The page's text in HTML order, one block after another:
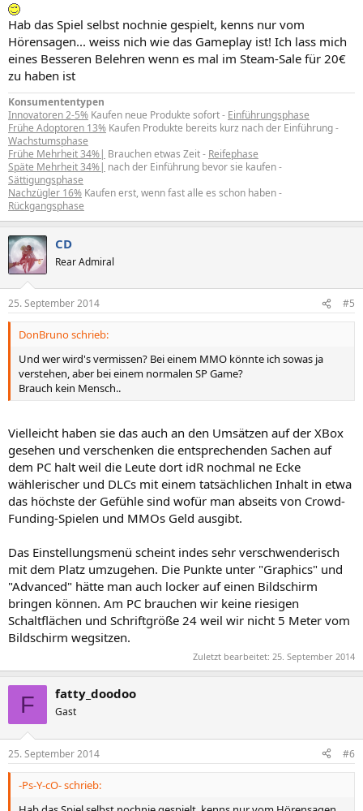
Hab das Spiel selbst nochnie gespielt, kenns nur vom
Hörensagen... weiss nich wie das Gameplay ist! Ich lass mich
eines Besseren Belehren wenn es mal im Steam-Sale für 20€
zu haben ist
Konsumententypen
Innovatoren 2-5% Kaufen neue Produkte sofort - Einführungsphase
Frühe Adoptoren 13% Kaufen Produkte bereits kurz nach der Einführung -
Wachstumsphase
Frühe Mehrheit 34%| Brauchen etwas Zeit - Reifephase
Späte Mehrheit 34%| nach der Einführung bevor sie kaufen -
Sättigungsphase
Nachzügler 16% Kaufen erst, wenn fast alle es schon haben -
Rückgangsphase
CD
Rear Admiral
25. September 2014 #5
DonBruno schrieb:
Und wer wird's vermissen? Bei einem MMO könnte ich sowas ja
verstehen, aber bei einem normalen SP Game?
Brauch kein Mensch..
Vielleicht haben sie das auch an den Umsätzen auf der XBox
gesehen und verschenken die entsprechenden Sachen auf
dem PC halt weil die Leute dort idR nochmal ne Ecke
wählerischer und DLCs mit einem tatsächlichen Inhalt in etwa
das höchste der Gefühle sind wofür man abseits von Crowd-
Funding-Spielen und MMOs Geld ausgibt.
Das Einstellungsmenü scheint indes sehr verschwenderisch
mit dem Platz umzugehen. Die Punkte unter "Graphics" und
"Advanced" hätte man auch locker auf einen Bildschirm
bringen können. Am PC brauchen wir keine riesigen
Schaltflächen und Schriftgröße 24 weil wir nicht 5 Meter vom
Bildschirm wegsitzen.
Zuletzt bearbeitet: 25. September 2014
F fatty_doodoo
Gast
25. September 2014 #6
-Ps-Y-cO- schrieb: